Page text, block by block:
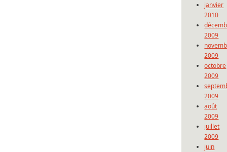
janvier
2010
2009
2009
octobre
2009
2009
août
2009
juillet
2009
juin